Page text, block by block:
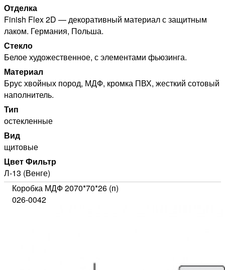
Отделка
Finish Flex 2D — декоративный материал с защитным
лаком. Германия, Польша.
Стекло
Белое художественное, с элементами фьюзинга.
Материал
Брус хвойных пород, МДФ, кромка ПВХ, жесткий сотовый
наполнитель.
Тип
остекленные
Вид
щитовые
Цвет Фильтр
Л-13 (Венге)
Коробка МДФ 2070*70*26 (п)
026-0042